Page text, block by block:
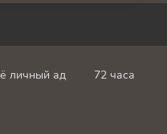
личный ад 72 часа